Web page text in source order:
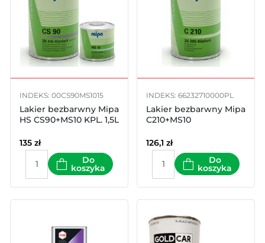
INDEKS: 00CS90MS1015
Lakier bezbarwny Mipa
HS CS90+MS10 KPL. 1,5L
135 zł
Do
koszyka
INDEKS: 66232710000PL
Lakier bezbarwny Mipa
C210+MS10
126,1 zł
Do
koszyka